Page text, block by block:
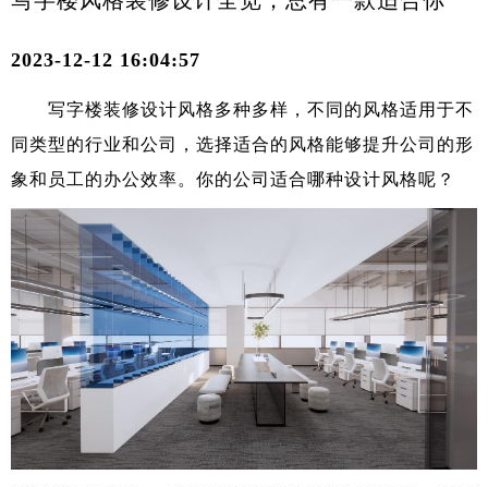
2023-12-12 16:04:57
写字楼装修设计风格多种多样，不同的风格适用于不
同类型的行业和公司，选择适合的风格能够提升公司的形
象和员工的办公效率。你的公司适合哪种设计风格呢？